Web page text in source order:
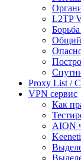
L2TP
Общий
Proxy List /
VPN сервис
Как
AION